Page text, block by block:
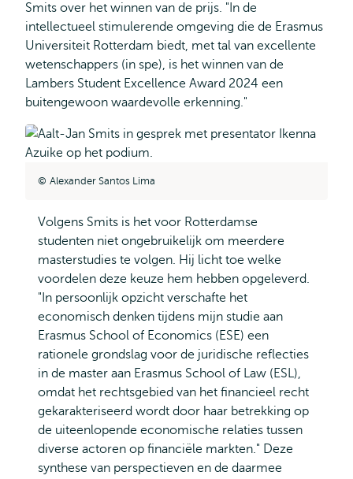
Smits over het winnen van de prijs. "In de
intellectueel stimulerende omgeving die de Erasmus
Universiteit Rotterdam biedt, met tal van excellente
wetenschappers (in spe), is het winnen van de
Lambers Student Excellence Award 2024 een
buitengewoon waardevolle erkenning."
Alexander Santos Lima
Volgens Smits is het voor Rotterdamse
studenten niet ongebruikelijk om meerdere
masterstudies te volgen. Hij licht toe welke
voordelen deze keuze hem hebben opgeleverd.
"In persoonlijk opzicht verschafte het
economisch denken tijdens mijn studie aan
Erasmus School of Economics (ESE) een
rationele grondslag voor de juridische reflecties
in de master aan Erasmus School of Law (ESL),
omdat het rechtsgebied van het financieel recht
gekarakteriseerd wordt door haar betrekking op
de uiteenlopende economische relaties tussen
diverse actoren op financiële markten." Deze
synthese van perspectieven en de daarmee